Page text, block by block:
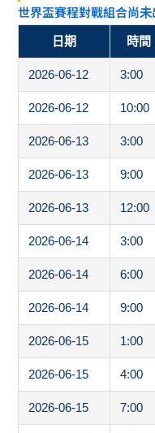
世界盃賽程對戰組合尚未
日期 時間
2026-06-12 3:00
2026-06-12 10:00
2026-06-13 3:00
2026-06-13 9:00
2026-06-13 12:00
2026-06-14 3:00
2026-06-14 6:00
2026-06-14 9:00
2026-06-15 1:00
2026-06-15 4:00
2026-06-15 7:00